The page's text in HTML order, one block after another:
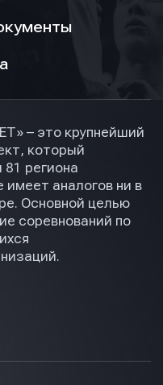
– это крупнейший
который
региона
аналогов ни в
Основной целью
соревнований по